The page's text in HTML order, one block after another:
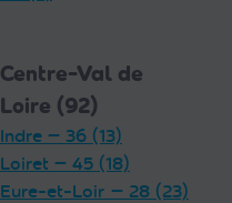
Centre-Val de
Loire (92)
Indre — 36 (13)
Loiret — 45 (18)
Eure-et-Loir — 28 (23)